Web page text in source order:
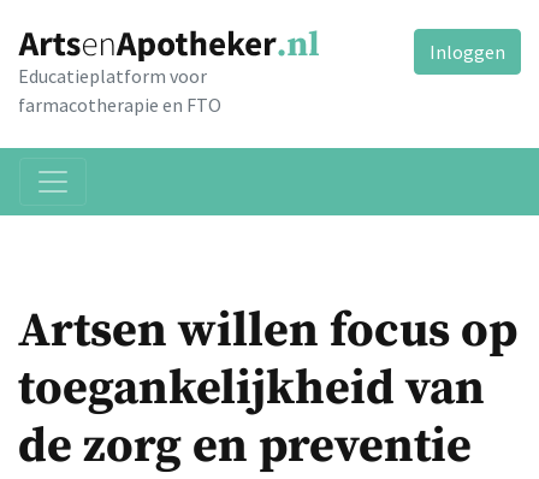
Educatieplatform voor
farmacotherapie en FTO
Inloggen
Artsen willen focus op
toegankelijkheid van
de zorg en preventie